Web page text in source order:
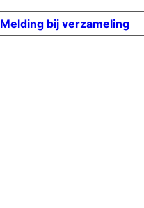
Melding bij verzameling